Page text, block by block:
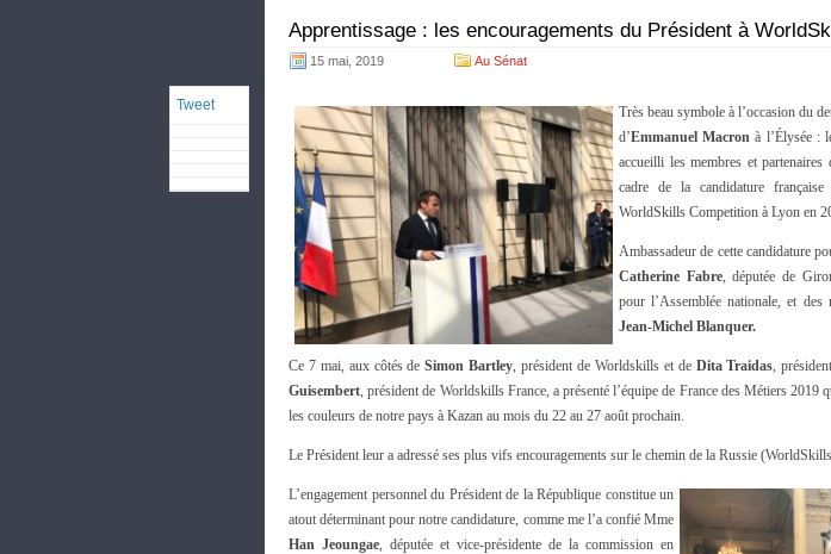
Apprentissage : les encouragements du Président à
15 mai, 2019 Au Sénat
Tweet
Très beau symbole à l’occasion du
d’Emmanuel Macronà l’Élysée :
accueilli les membres et
cadre de la candidature
WorldSkills Competition à Lyon en
Ambassadeur de cette candidature
Catherine Fabre, députée de
pour l’Assemblée nationale, et des
Jean-Michel Blanquer.
Ce 7 mai, aux côtés deSimon Bartley, président de Worldskills et de Dita Traidas,
Guisembert, président de Worldskills France, a présenté l’équipe de France des Métiers 2019
les couleurs de notre pays à Kazan au mois du 22 au 27 août prochain.
Le Président leur a adressé ses plus vifs encouragements sur le chemin de la Russie
L’engagement personnel du Président de la République constitue un
atout déterminant pour notre candidature, comme me l’a confié Mme
Han Jeoungae, députée et vice-présidente de la commission en